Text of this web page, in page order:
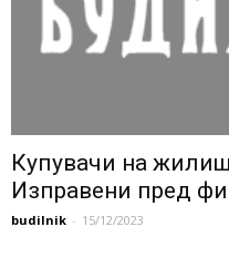
Купувачи на
Изправени пред
budilnik - 15/12/2023